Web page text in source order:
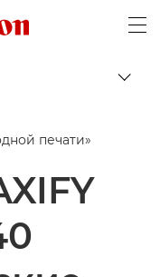
Canon Logo, back
печати»